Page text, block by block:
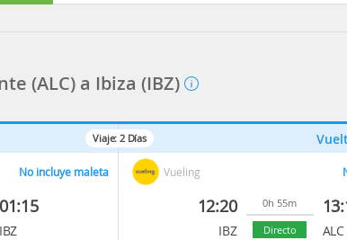
(ALC) a Ibiza (IBZ)
Viaje: 2 Días
No incluye maleta
01:15
IBZ
Vueling
12:20
IBZ
0h 55m
Directo
ALC